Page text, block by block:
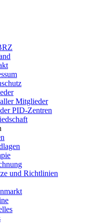
Mitglieder
PID-Zentren
und Richtlinien